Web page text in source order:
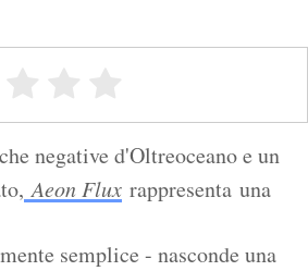
negative d'Oltreoceano e un
Aeon Flux rappresenta una
semplice - nasconde una